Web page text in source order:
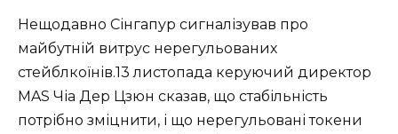
Нещодавно Сінгапур сигналізував про
майбутній витрус нерегульованих
стейблкоїнів.13 листопада керуючий директор
MAS Чіа Дер Цзюн сказав, що стабільність
потрібно зміцнити, і що нерегульовані токени